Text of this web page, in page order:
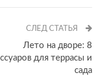
СЛЕД СТАТЬЯ
Лето на дворе: 8
для террасы и
сада